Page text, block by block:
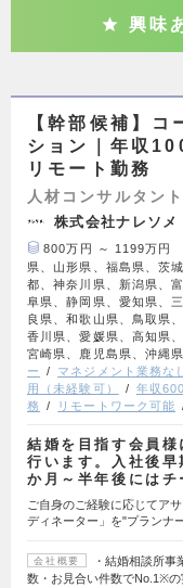
興味
【幹部候補】
ション｜年収
リモート勤務
人材コンサルタン
株式会社ナレソメ
800万円 ～ 1199万円
県、山形県、福島県、茨
都、神奈川県、新潟県、
阜県、静岡県、愛知県、
良県、和歌山県、鳥取県
香川県、愛媛県、高知県
宮崎県、鹿児島県、沖縄県
ー
マネジメント業務な
用（未経験可）
年収
務
リモートワーク可能
結婚を目指す会員
行います。入社後
か月～半年後には
ご自身のご経験に応じてア
ディネーター」を"プランナ
会社概要
・結婚相談所
数・お見合い件数でNo.1※